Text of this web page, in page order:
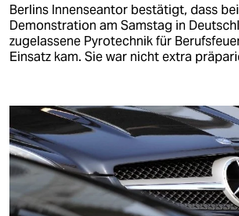
Berlins Innenseantor bestätigt, dass
Demonstration am Samstag in
zugelassene Pyrotechnik für
Einsatz kam. Sie war nicht extra